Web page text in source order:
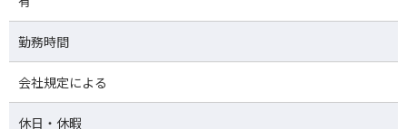
勤務時間
会社規定による
休日・休暇